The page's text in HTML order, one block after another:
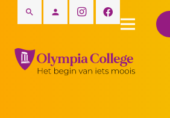
search person